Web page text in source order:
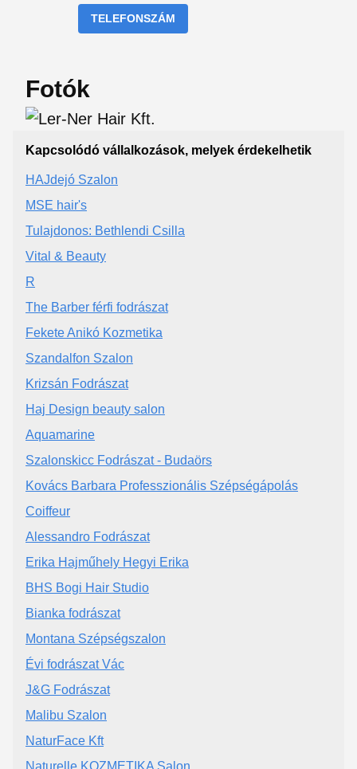
TELEFONSZÁM
Fotók
Kapcsolódó vállalkozások, melyek érdekelhetik
HAJdejó Szalon
MSE hair's
Tulajdonos: Bethlendi Csilla
Vital & Beauty
R
The Barber férfi fodrászat
Fekete Anikó Kozmetika
Szandalfon Szalon
Krizsán Fodrászat
Haj Design beauty salon
Aquamarine
Szalonskicc Fodrászat - Budaörs
Kovács Barbara Professzionális Szépségápolás
Coiffeur
Alessandro Fodrászat
Erika Hajműhely Hegyi Erika
BHS Bogi Hair Studio
Bianka fodrászat
Montana Szépségszalon
Évi fodrászat Vác
J&G Fodrászat
Malibu Szalon
NaturFace Kft
Naturelle KOZMETIKA Salon